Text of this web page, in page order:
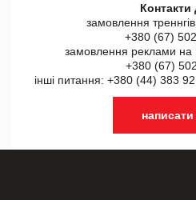
Контакти
замовлення
+380 (67)
замовлення реклами на
+380 (67)
інші питання: +380 (44) 383